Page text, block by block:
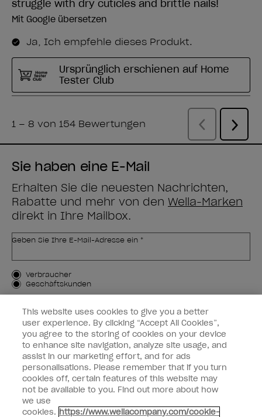
Sie haben eine E-Mail
Erhalten Sie die neuesten Nachrichten,
Rabatte und mehr von den Wella-Marken
direkt in Ihre Mailbox.
Geben Sie Ihre E-Mail-Adresse ein *
Kundenart
Verbraucher
Geschäftskunden
MICH ANMELDEN
Kundeninformationen
OPI & Sie
This website uses cookies to give you a better
user experience. By clicking “Accept All Cookies”,
you agree to the storing of cookies on your device
to enhance site navigation, analyze site usage, and
assist in our marketing effort, and for ads
personalisations. Please remember that if you turn
cookies off, certain features of this website may
not be available to you. Find out more about how
we use
cookies. https://www.wellacompany.com/cookie-